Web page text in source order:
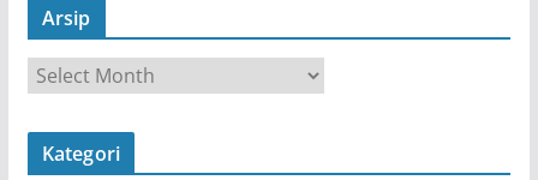
Arsip
r
s
Kategori